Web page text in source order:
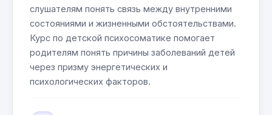
слушателям понять связь между внутренними
состояниями и жизненными обстоятельствами.
Курс по детской психосоматике помогает
родителям понять причины заболеваний детей
через призму энергетических и
психологических факторов.